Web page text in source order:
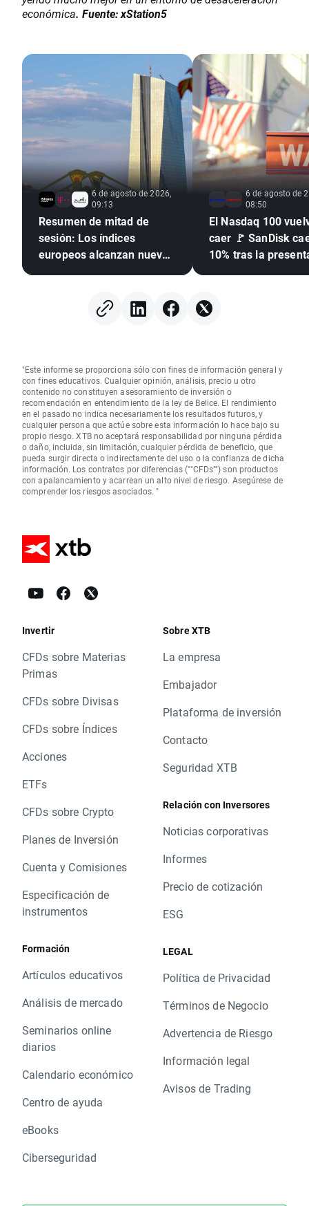
económica. Fuente: xStation5
6 de agosto de 2026,
09:13
Resumen de mitad de
sesión: Los índices
europeos alcanzan nuevos
6 de agosto de
08:50
El Nasdaq 100
caer 🚩 SanDisk
10% tras la
presión
"Este informe se proporciona sólo con fines de información general y
con fines educativos. Cualquier opinión, análisis, precio u otro
contenido no constituyen asesoramiento de inversión o
recomendación en entendimiento de la ley de Belice. El rendimiento
en el pasado no indica necesariamente los resultados futuros, y
cualquier persona que actúe sobre esta información lo hace bajo su
propio riesgo. XTB no aceptará responsabilidad por ninguna pérdida
o daño, incluida, sin limitación, cualquier pérdida de beneficio, que
pueda surgir directa o indirectamente del uso o la confianza de dicha
información. Los contratos por diferencias (""CFDs"") son productos
con apalancamiento y acarrean un alto nivel de riesgo. Asegúrese de
comprender los riesgos asociados. "
Invertir
CFDs sobre Materias
Primas
CFDs sobre Divisas
CFDs sobre Índices
Acciones
ETFs
CFDs sobre Crypto
Planes de Inversión
Cuenta y Comisiones
Especificación de
instrumentos
Formación
Artículos educativos
Análisis de mercado
Seminarios online
diarios
Calendario económico
Centro de ayuda
eBooks
Ciberseguridad
Sobre XTB
La empresa
Embajador
Plataforma de inversión
Contacto
Seguridad XTB
Relación con Inversores
Noticias corporativas
Informes
Precio de cotización
ESG
LEGAL
Política de Privacidad
Términos de Negocio
Advertencia de Riesgo
Información legal
Avisos de Trading